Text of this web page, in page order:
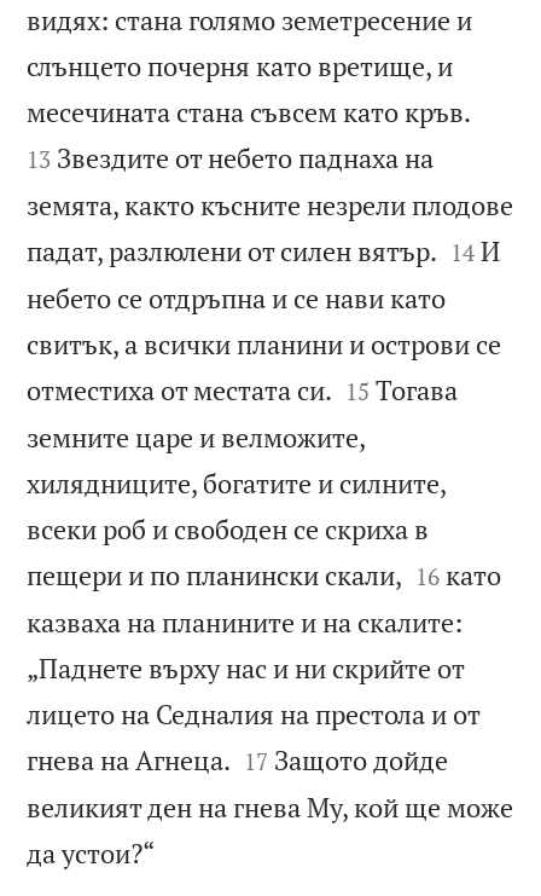
видях: стана голямо земетресение и
слънцето почерня като вретище, и
месечината стана съвсем като кръв.
13 Звездите от небето паднаха на
земята, както късните незрели плодове
падат, разлюлени от силен вятър. 

14 И
небето се отдръпна и се нави като
свитък, а всички планини и острови се
отместиха от местата си. 

15 Тогава
земните царе и велможите,
хилядниците, богатите и силните,
всеки роб и свободен се скриха в
пещери и по планински скали, 

16 като
казваха на планините и на скалите:
„Паднете върху нас и ни скрийте от
лицето на Седналия на престола и от
гнева на Агнеца. 

17 Защото дойде
великият ден на гнева Му, кой ще може
да устои?“